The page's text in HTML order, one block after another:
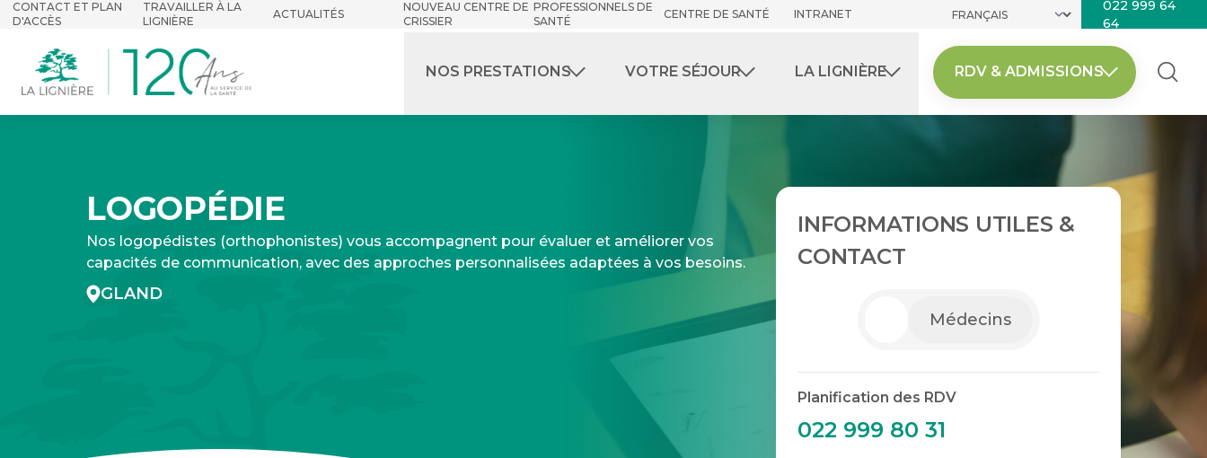
CONTACT ET PLAN
D'ACCÈS
TRAVAILLER À LA
LIGNIÈRE
ACTUALITÉS
NOUVEAU CENTRE DE
CRISSIER
PROFESSIONNELS DE
SANTÉ
CENTRE DE SANTÉ INTRANET
022 999 64
64
NOS PRESTATIONS VOTRE SÉJOUR LA LIGNIÈRE RDV & ADMISSIONS
LOGOPÉDIE
Nos logopédistes (orthophonistes) vous accompagnent pour évaluer et améliorer vos
capacités de communication, avec des approches personnalisées adaptées à vos besoins.
GLAND
INFORMATIONS UTILES &
CONTACT
Médecins
Planification des RDV
022 999 80 31